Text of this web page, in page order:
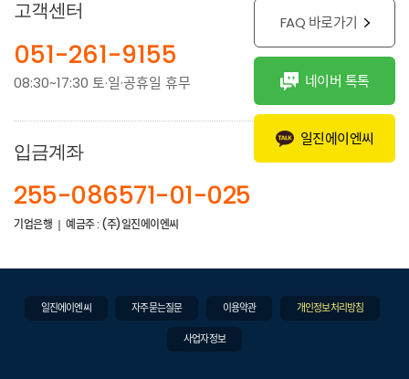
고객센터
051-261-9155
08:30~17:30 토·일·공휴일 휴무
FAQ 바로가기
네이버 톡톡
일진에이엔씨
입금계좌
255-086571-01-025
기업은행 예금주 : (주)일진에이엔씨
일진에이엔씨 자주묻는질문 이용약관 개인정보처리방침
사업자정보